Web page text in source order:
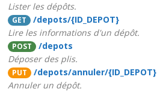
Lister les dépôts.
GET
/depots/{ID_DEPOT}
Lire les informations d'un dépôt.
POST
/depots
Déposer des plis.
PUT
/depots/annuler/{ID_DEPOT}
Annuler un dépôt.